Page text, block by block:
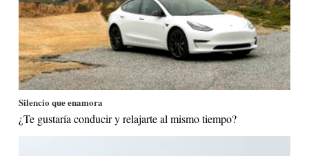
Silencio que enamora
¿Te gustaría conducir y relajarte al mismo tiempo?